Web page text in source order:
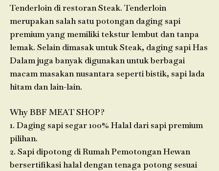
Tenderloin di restoran Steak. Tenderloin
merupakan salah satu potongan daging sapi
premium yang memiliki tekstur lembut dan tanpa
lemak. Selain dimasak untuk Steak, daging sapi Has
Dalam juga banyak digunakan untuk berbagai
macam masakan nusantara seperti bistik, sapi lada
hitam dan lain-lain.
Why BBF MEAT SHOP?
1. Daging sapi segar 100% Halal dari sapi premium
pilihan.
2. Sapi dipotong di Rumah Pemotongan Hewan
bersertifikasi halal dengan tenaga potong sesuai